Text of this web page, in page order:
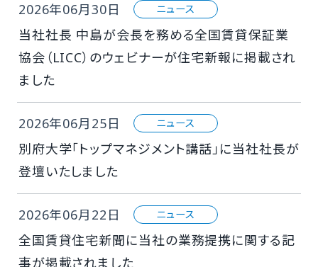
2026年06月30日 ニュース
当社社⾧ 中島が会⾧を務める全国賃貸保証業
協会（LICC）のウェビナーが住宅新報に掲載され
ました
2026年06月25日 ニュース
別府大学「トップマネジメント講話」に当社社長が
登壇いたしました
2026年06月22日 ニュース
全国賃貸住宅新聞に当社の業務提携に関する記
事が掲載されました